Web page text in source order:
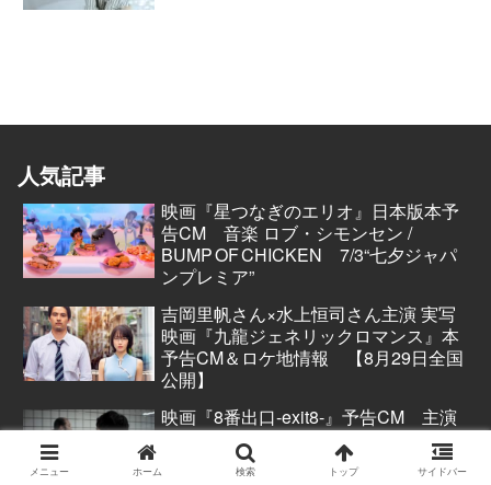
人気記事
映画『星つなぎのエリオ』日本版本予
告CM 音楽 ロブ・シモンセン /
BUMP OF CHICKEN 7/3“七夕ジャパ
ンプレミア”
吉岡里帆さん×水上恒司さん主演 実写
映画『九龍ジェネリックロマンス』本
予告CM＆ロケ地情報 【8月29日全国
公開】
映画『8番出口-exit8-』予告CM 主演
二宮和也さん 【8月29日(金)公開】
メニュー ホーム 検索 トップ サイドバー